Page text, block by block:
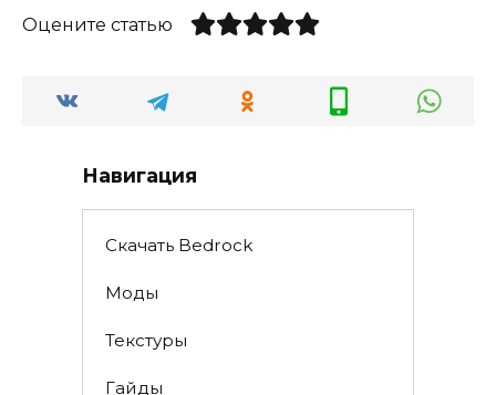
Оцените статью
Навигация
Скачать Bedrock
Моды
Текстуры
Гайды